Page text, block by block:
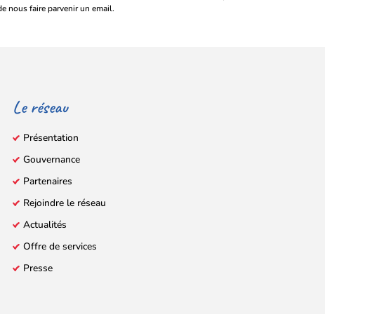
nous faire parvenir un email.
Le réseau
Présentation
Gouvernance
Partenaires
Rejoindre le réseau
Actualités
Offre de services
Presse